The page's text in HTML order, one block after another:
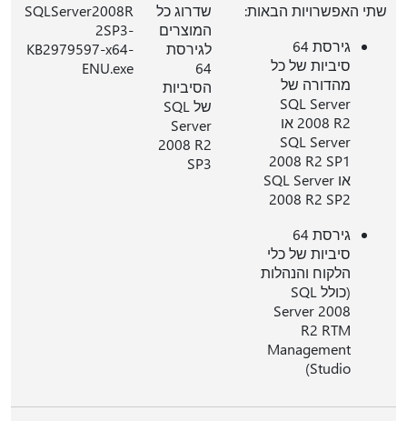
שתי האפשרויות הבאות:
גירסת 64
סיביות של כל
מהדורה של
SQL Server
2008 R2 או
SQL Server
2008 R2 SP1
או SQL Server
2008 R2 SP2
גירסת 64
סיביות של כלי
הלקוח והנהלות
(כולל SQL
Server 2008
R2 RTM
Management
Studio)
שדרוג כל
המוצרים
לגירסת
64
הסיביות
של SQL
Server
2008 R2
SP3
SQLServer2008R
2SP3-
KB2979597-x64-
ENU.exe